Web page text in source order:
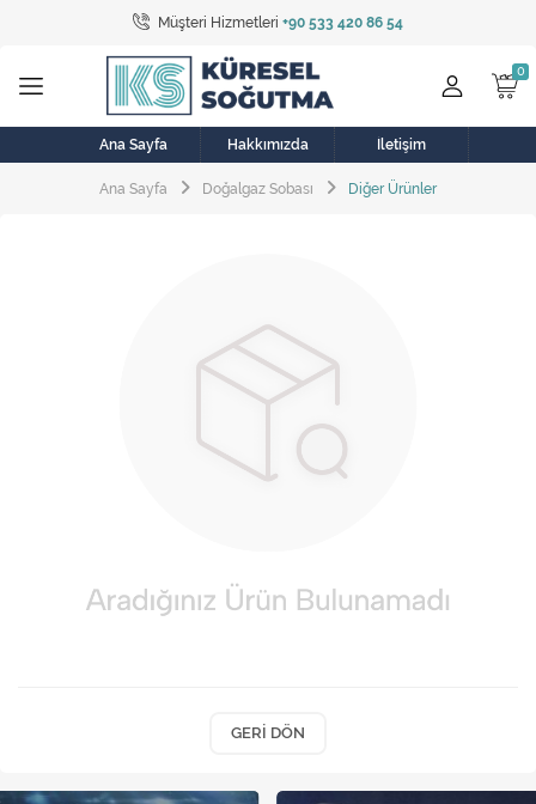
Müşteri Hizmetleri +90 533 420 86 54
Tüm Kategoriler
Bulaşık Makinesi
Buzdolabı
Çamaşır Kurutma Makinesi
Elektrikli Aksamlar
Elektrikli Süpürge
Fan
Klima
Ana Sayfa Hakkımızda İletişim
Ana Sayfa Doğalgaz Sobası Diğer Ürünler
GERI DÖN